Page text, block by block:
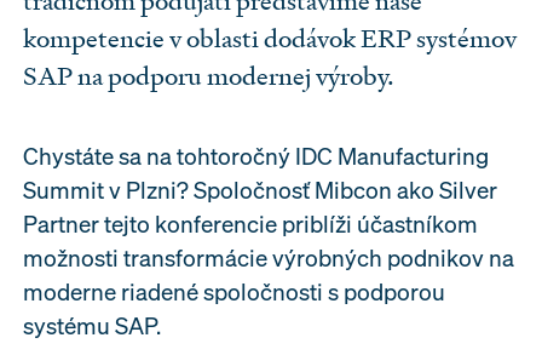
kompetencie v oblasti dodávok ERP systémov
SAP na podporu modernej výroby.
Chystáte sa na tohtoročný IDC Manufacturing
Summit v Plzni? Spoločnosť Mibcon ako Silver
Partner tejto konferencie priblíži účastníkom
možnosti transformácie výrobných podnikov na
moderne riadené spoločnosti s podporou
systému SAP.